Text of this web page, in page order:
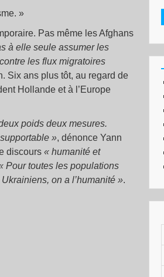
»
Pas même les Afghans
à elle seule assumer les
les flux migratoires
Six ans plus tôt, au regard de
Hollande et à l’Europe
poids deux mesures.
», dénonce Yann
discours « humanité et
Pour toutes les populations
on a l’humanité ».